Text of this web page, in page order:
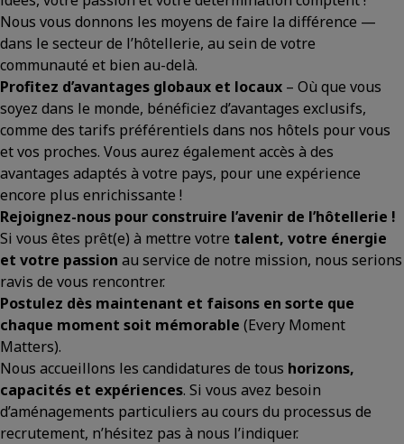
Nous vous donnons les moyens de faire la différence —
dans le secteur de l’hôtellerie, au sein de votre
communauté et bien au-delà.
Profitez d’avantages globaux et locaux – Où que vous
soyez dans le monde, bénéficiez d’avantages exclusifs,
comme des tarifs préférentiels dans nos hôtels pour vous
et vos proches. Vous aurez également accès à des
avantages adaptés à votre pays, pour une expérience
encore plus enrichissante !
Rejoignez-nous pour construire l’avenir de l’hôtellerie !
Si vous êtes prêt(e) à mettre votre talent, votre énergie
et votre passion au service de notre mission, nous serions
ravis de vous rencontrer.
Postulez dès maintenant et faisons en sorte que
chaque moment soit mémorable (Every Moment
Matters).
Nous accueillons les candidatures de tous horizons,
capacités et expériences. Si vous avez besoin
d’aménagements particuliers au cours du processus de
recrutement, n’hésitez pas à nous l’indiquer.